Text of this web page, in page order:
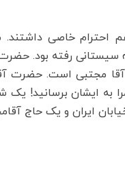
احترام خاصی داشتند.
سیستانی رفته بود.
آقا مجتبی است. حضرت
به ایشان برسانید!
ایران و یک حاج